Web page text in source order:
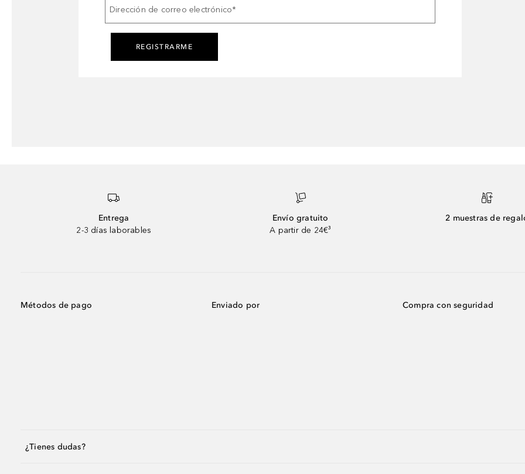
Dirección de correo electrónico*
REGISTRARME
Entrega
2-3 días laborables
Envío gratuito
A partir de 24€³
2 muestras de
Métodos de pago Enviado por Compra con seguridad
¿Tienes dudas?